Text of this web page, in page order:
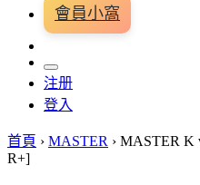
會員小窩
注册
登入
首頁 › MASTER › MASTER K
R+]